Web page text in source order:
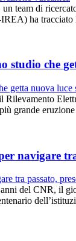
team di
ha
studio che
Rilevamento
grande
navigare
del CNR, il